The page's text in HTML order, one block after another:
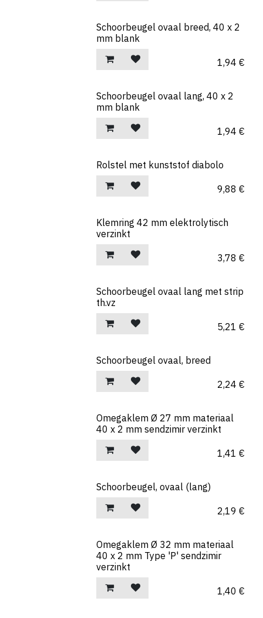
Schoorbeugel ovaal breed, 40 x 2
mm blank
1,94 €
Schoorbeugel ovaal lang, 40 x 2
mm blank
1,94 €
Rolstel met kunststof diabolo
9,88 €
Klemring 42 mm elektrolytisch
verzinkt
3,78 €
Schoorbeugel ovaal lang met strip
th.vz
5,21 €
Schoorbeugel ovaal, breed
2,24 €
Omegaklem Ø 27 mm materiaal
40 x 2 mm sendzimir verzinkt
1,41 €
Schoorbeugel, ovaal (lang)
2,19 €
Omegaklem Ø 32 mm materiaal
40 x 2 mm Type 'P' sendzimir
verzinkt
1,40 €